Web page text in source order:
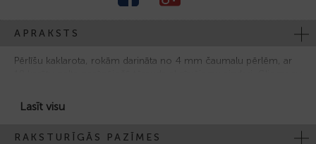
APRAKSTS
Pērlīšu kaklarota, rokām darināta no 4 mm čaumalu pērlēm, ar
Lasīt visu
RAKSTURĪGĀS PAZĪMES